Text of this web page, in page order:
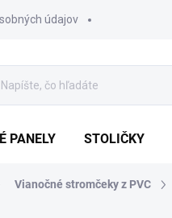
údajov
PANELY STOLIČKY
Vianočné stromčeky z PVC